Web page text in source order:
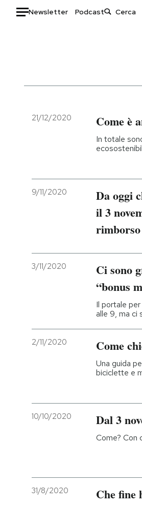
Newsletter Podcast
Italia
Politica
Economia
Ok
I MIEI PREFERITI
AREA PERSONALE
21/12/2020 Come è
In totale
9/11/2020
Da oggi
il 3
rimborso
3/11/2020
Ci sono
“bonus
Il portale
alle 9, ma ci
2/11/2020 Come
Una guida
biciclette e
10/10/2020 Dal 3
Come? Con
31/8/2020 Che fine